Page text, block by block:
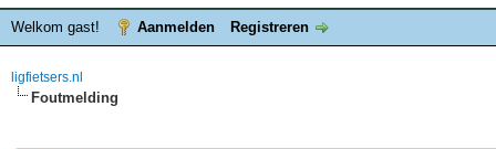
Welkom gast! Aanmelden Registreren
ligfietsers.nl
Foutmelding